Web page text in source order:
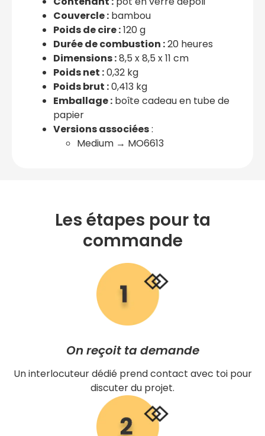
Couvercle : bambou
Poids de cire :120 g
Durée de combustion :20 heures
Dimensions :8,5 x 8,5 x 11 cm
Poids net :0,32 kg
Poids brut :0,413 kg
Emballage : boîte cadeau en tube de
papier
Versions associées:
Medium → MO6613
Les étapes pour ta
commande
On reçoit ta demande
Un interlocuteur dédié prend contact avec toi pour
discuter du projet.